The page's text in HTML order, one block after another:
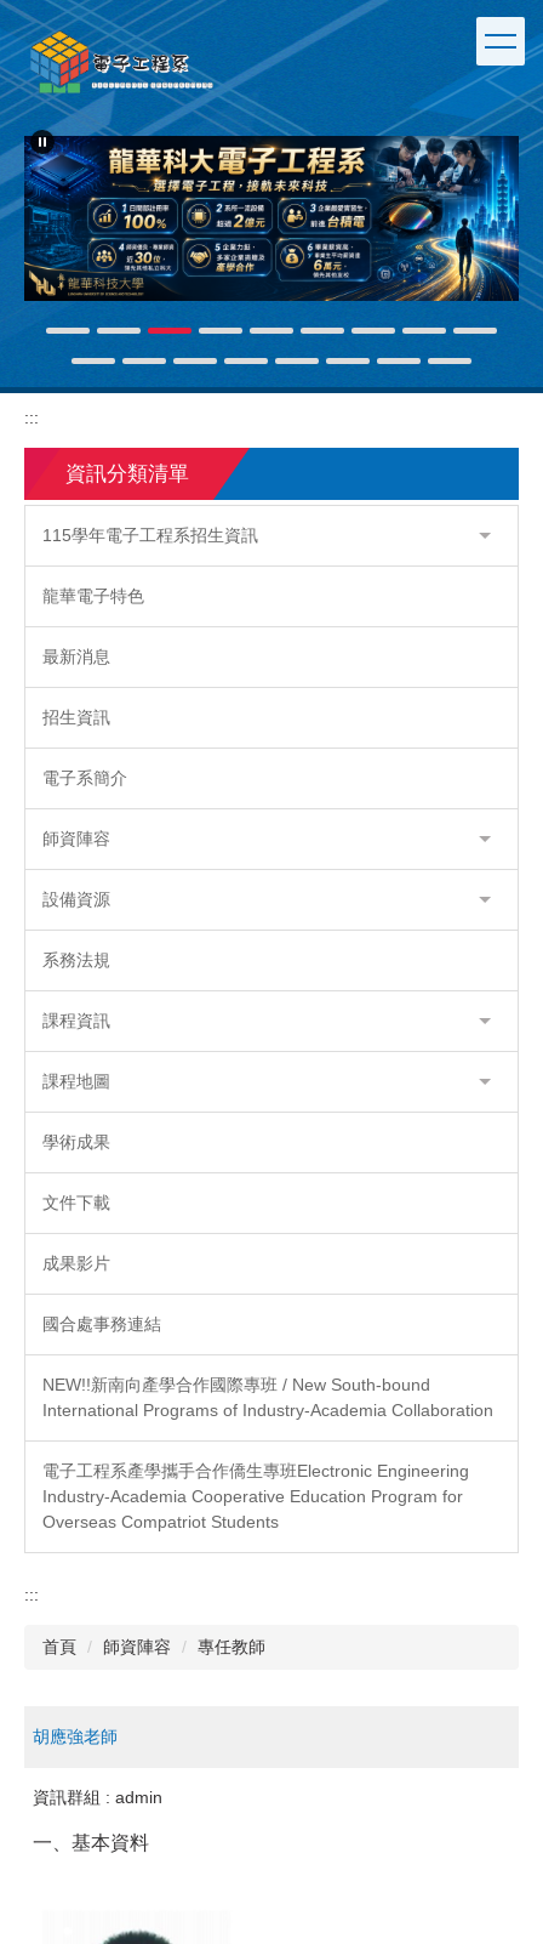
跳
到
主
要
內
容
區
:::
資訊分類清單
115學年電子工程系招生資訊
龍華電子特色
最新消息
招生資訊
電子系簡介
師資陣容
設備資源
系務法規
課程資訊
課程地圖
學術成果
文件下載
成果影片
國合處事務連結
NEW!!新南向產學合作國際專班 / New South-bound
International Programs of Industry-Academia Collaboration
電子工程系產學攜手合作僑生專班Electronic Engineering
Industry-Academia Cooperative Education Program for
Overseas Compatriot Students
:::
首頁 師資陣容 專任教師
胡應強老師
資訊群組 : admin
一、基本資料